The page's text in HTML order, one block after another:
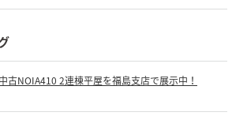
古NOIA410 2連棟平屋を福島支店で展示中！